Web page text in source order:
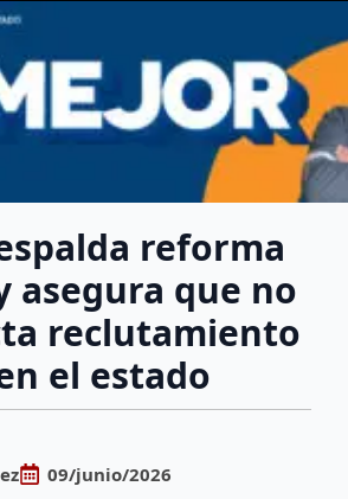
reforma
asegura que no
reclutamiento
el estado
09/junio/2026